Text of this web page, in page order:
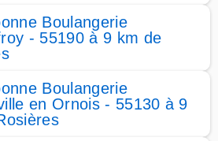
Boulangerie
- 55190 à 9 km de
Boulangerie
en Ornois - 55130 à 9